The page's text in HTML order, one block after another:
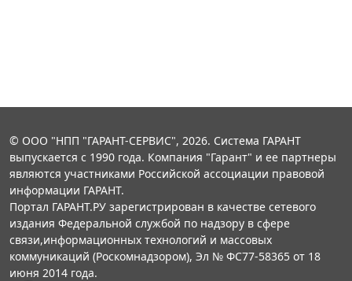
© ООО "НПП "ГАРАНТ-СЕРВИС", 2026. Система ГАРАНТ
выпускается с 1990 года. Компания "Гарант" и ее партнеры
являются участниками Российской ассоциации правовой
информации ГАРАНТ.
Портал ГАРАНТ.РУ зарегистрирован в качестве сетевого
издания Федеральной службой по надзору в сфере
связи,информационных технологий и массовых
коммуникаций (Роскомнадзором), Эл № ФС77-58365 от 18
июня 2014 года.